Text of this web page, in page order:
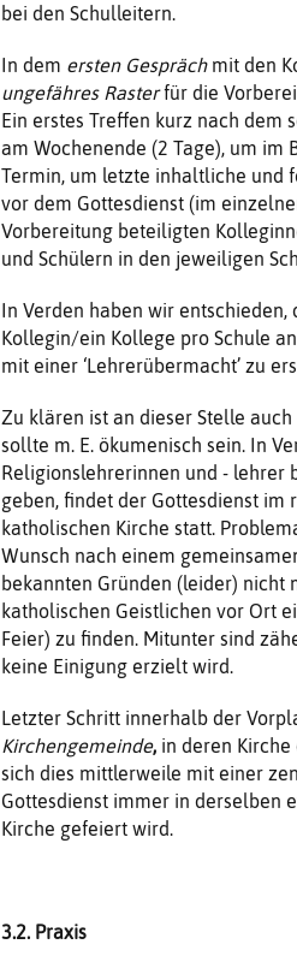
bei den Schulleitern.
In dem ersten Gesprächmit den
ungefähres Rasterfür die
Ein erstes Treffen kurz nach dem
am Wochenende (2 Tage), um
Termin, um letzte inhaltliche und
vor dem Gottesdienst (im
Vorbereitung beteiligten
und Schülern in den jeweiligen
In Verden haben wir
Kollegin/ein Kollege pro Schule
mit einer ‘Lehrerübermacht’ zu
Zu klären ist an dieser Stelle
sollte m. E. ökumenisch sein. In
Religionslehrerinnen und - lehrer
geben, findet der Gottesdienst
katholischen Kirche statt.
Wunsch nach einem
bekannten Gründen (leider) nicht
katholischen Geistlichen vor Ort
Feier) zu finden. Mitunter sind
keine Einigung erzielt wird.
Letzter Schritt innerhalb der
Kirchengemeinde,in deren Kirche
sich dies mittlerweile mit einer
Gottesdienst immer in derselben
Kirche gefeiert wird.
3.2. Praxis